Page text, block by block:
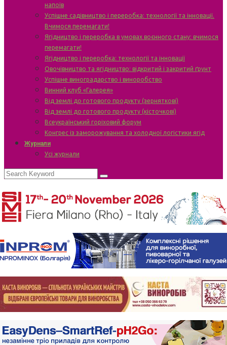
напоїв
Успішне садівництво і переробка: технології та інновації.
Вчимося перемагати!
Ягідництво і переробка в умовах воєнного стану: вчимося
перемагати!
Ягідництво і переробка: технології та інновації
Овочівництво та ягідництво: відкритий і закритий ґрунт
Успішне виноградарство і виноробство
Винний клуб «Галерея»
Від землі до готового продукту (зерняткові)
Від землі до готового продукту (кісточкові)
Всеукраїнський горіховий форум
Конгрес із заморожування та холодної логістики ягід
Журнали
Усі журнали